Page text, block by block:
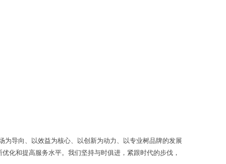
导向、以效益为核心、以创新为动力、以专业树品牌的发展
化和提高服务水平。我们坚持与时俱进，紧跟时代的步伐，